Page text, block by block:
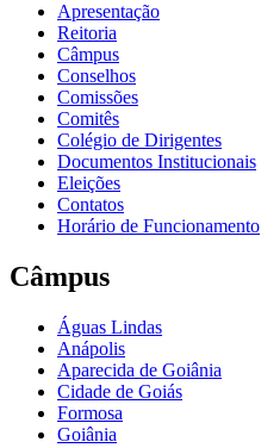
Apresentação
Reitoria
Câmpus
Conselhos
Comissões
Comitês
Colégio de Dirigentes
Documentos Institucionais
Eleições
Contatos
Horário de Funcionamento
Câmpus
Águas Lindas
Anápolis
Aparecida de Goiânia
Cidade de Goiás
Formosa
Goiânia